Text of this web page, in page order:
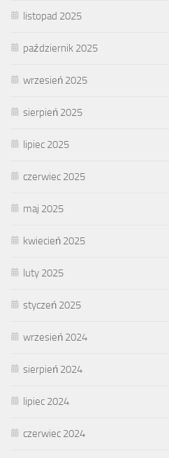
listopad 2025
październik 2025
wrzesień 2025
sierpień 2025
lipiec 2025
czerwiec 2025
maj 2025
kwiecień 2025
luty 2025
styczeń 2025
wrzesień 2024
sierpień 2024
lipiec 2024
czerwiec 2024